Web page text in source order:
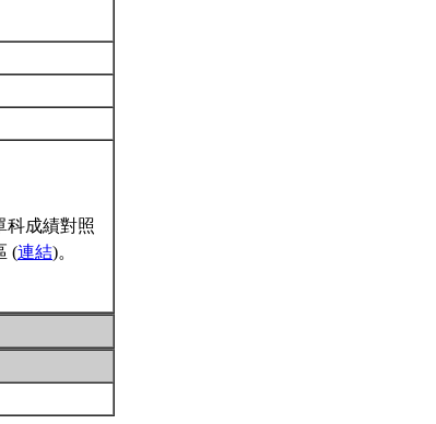
科成績對照
(連結)。